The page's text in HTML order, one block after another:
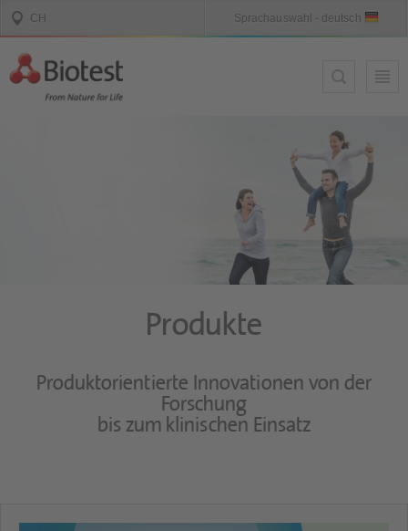
Produkte
Produktorientierte Innovationen von der
Forschung
bis zum klinischen Einsatz